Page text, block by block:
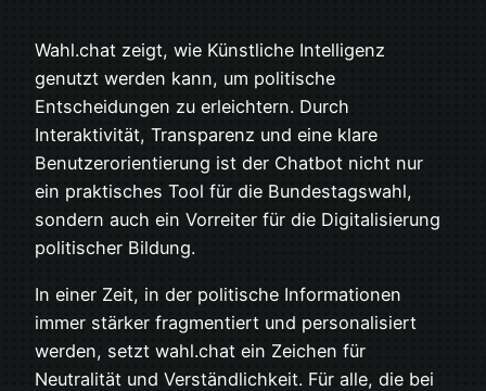
Wahl.chat zeigt, wie Künstliche Intelligenz
genutzt werden kann, um politische
Entscheidungen zu erleichtern. Durch
Interaktivität, Transparenz und eine klare
Benutzerorientierung ist der Chatbot nicht nur
ein praktisches Tool für die Bundestagswahl,
sondern auch ein Vorreiter für die Digitalisierung
politischer Bildung.
In einer Zeit, in der politische Informationen
immer stärker fragmentiert und personalisiert
werden, setzt wahl.chat ein Zeichen für
Neutralität und Verständlichkeit. Für alle, die bei